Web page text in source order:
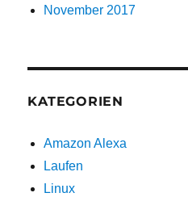
November 2017
KATEGORIEN
Amazon Alexa
Laufen
Linux